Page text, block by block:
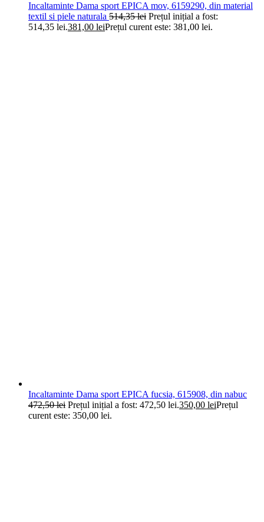
Incaltaminte Dama sport EPICA mov, 6159290, din material
textil si piele naturala 514,35lei Prețul inițial a fost:
514,35 lei.381,00 leiPrețul curent este: 381,00 lei.
Incaltaminte Dama sport EPICA fucsia, 615908, din nabuc
472,50lei Prețul inițial a fost: 472,50 lei.350,00 leiPrețul
curent este: 350,00 lei.